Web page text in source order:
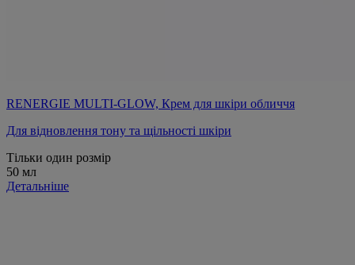
RENERGIE MULTI-GLOW, Крем для шкіри обличчя
Для відновлення тону та щільності шкіри
Тільки один розмір
50 мл
Детальніше